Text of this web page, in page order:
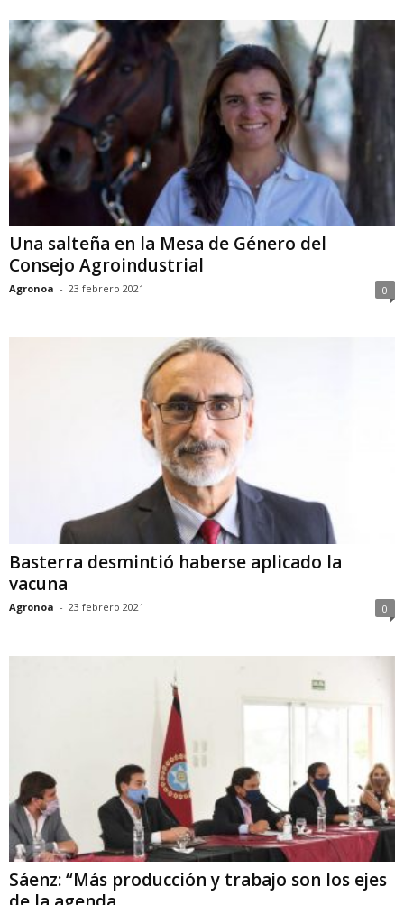
Una salteña en la Mesa de Género del
Consejo Agroindustrial
Agronoa - 23 febrero 2021 0
Basterra desmintió haberse aplicado la
vacuna
Agronoa - 23 febrero 2021 0
Sáenz: “Más producción y trabajo son los ejes